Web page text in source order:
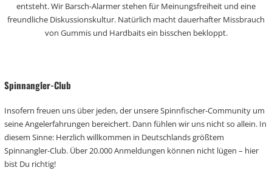
entsteht. Wir Barsch-Alarmer stehen für Meinungsfreiheit und eine
freundliche Diskussionskultur. Natürlich macht dauerhafter Missbrauch
von Gummis und Hardbaits ein bisschen bekloppt.
Spinnangler-Club
Insofern freuen uns über jeden, der unsere Spinnfischer-Community um
seine Angelerfahrungen bereichert. Dann fühlen wir uns nicht so allein. In
diesem Sinne: Herzlich willkommen in Deutschlands größtem
Spinnangler-Club. Über 20.000 Anmeldungen können nicht lügen – hier
bist Du richtig!